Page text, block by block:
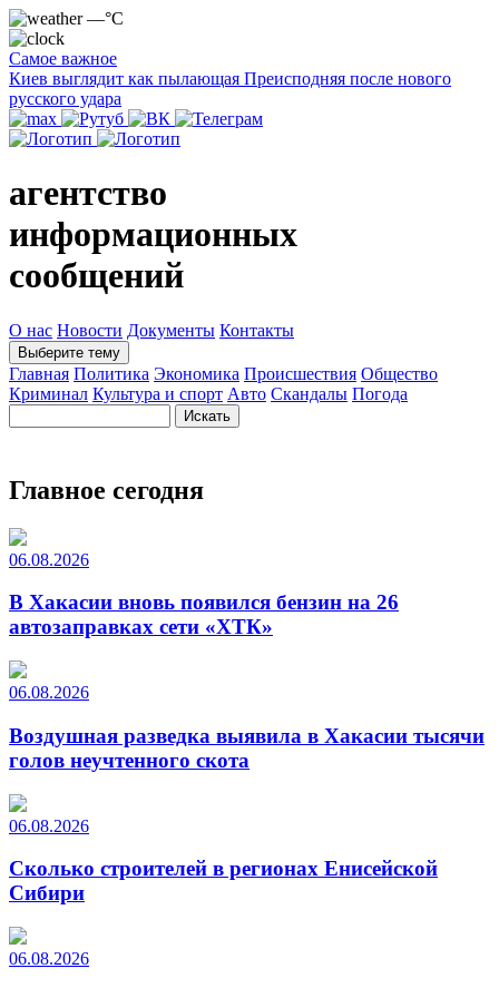
—°C
Самое важное
Киев выглядит как пылающая Преисподняя после нового
русского удара
агентство
информационных
сообщений
О нас Новости Документы Контакты
Выберите тему
Главная Политика Экономика Происшествия Общество
Криминал Культура и спорт Авто Скандалы Погода
Главное сегодня
06.08.2026
В Хакасии вновь появился бензин на 26
автозаправках сети «ХТК»
06.08.2026
Воздушная разведка выявила в Хакасии тысячи
голов неучтенного скота
06.08.2026
Сколько строителей в регионах Енисейской
Сибири
06.08.2026